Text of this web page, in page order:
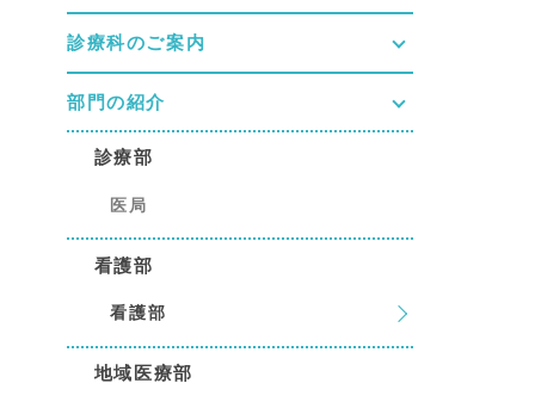
診療科のご案内
部門の紹介
診療部
医局
看護部
看護部
地域医療部